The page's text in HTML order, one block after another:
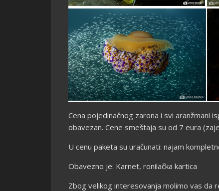
Cena pojedinačnog zarona i svi aranžmani
obavezan. Cene smeštaja su od 7 eura
U cenu paketa su uračunati: najam
Obavezno je: Karnet, ronilačka kartica
Zbog velikog interesovanja molimo vas da